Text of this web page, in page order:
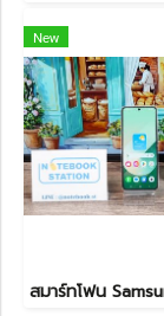
New